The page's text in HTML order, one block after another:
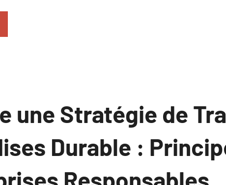
une Stratégie de
Durable :